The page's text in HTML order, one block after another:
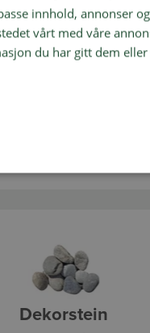
0-2 for
plenen din.
Dekorstein
innhold, annonser
vårt med våre
du har gitt dem